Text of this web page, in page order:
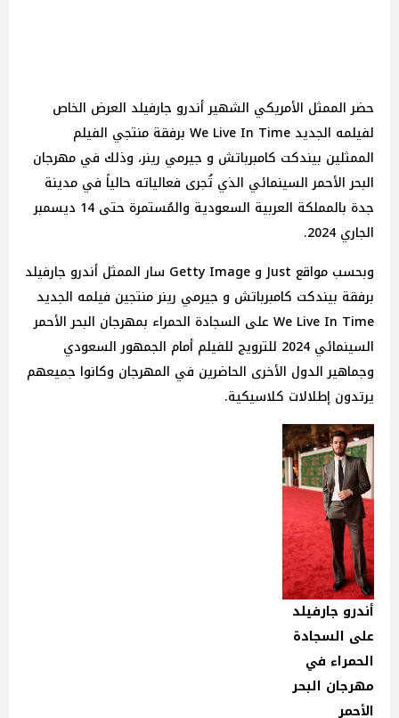
حضر الممثل الأمريكي الشهير أندرو جارفيلد العرض الخاص
لفيلمه الجديد We Live In Time برفقة منتجي الفيلم
الممثلين بيندكت كامبرباتش و جيرمي رينر، وذلك في مهرجان
البحر الأحمر السينمائي الذي تُجرى فعالياته حالياً في مدينة
جدة بالمملكة العربية السعودية والمُستمرة حتى 14 ديسمبر
الجاري 2024.
وبحسب مواقع Just و Getty Image سار الممثل أندرو جارفيلد
برفقة بيندكت كامبرباتش و جيرمي رينر منتجين فيلمه الجديد
We Live In Time على السجادة الحمراء بمهرجان البحر الأحمر
السينمائي 2024 للترويج للفيلم أمام الجمهور السعودي
وجماهير الدول الأخرى الحاضرين في المهرجان وكانوا جميعهم
يرتدون إطلالات كلاسيكية.
أندرو جارفيلد
على السجادة
الحمراء في
مهرجان البحر
الأحمر